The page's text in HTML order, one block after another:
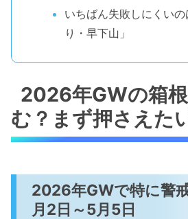
いちばん失敗しにくい
り・早下山」
2026年GWの箱
む？まず押さえた
2026年GWで特に警
月2日～5月5日